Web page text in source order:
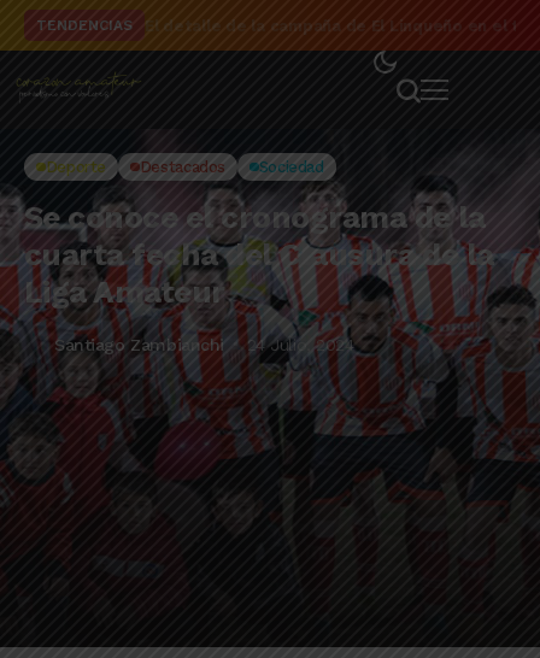
TENDENCIAS El detalle de la campaña de El Linqueño en el
Deporte Destacados Sociedad
Se conoce el cronograma de la
cuarta fecha del Clausura de la
Liga Amateur
Santiago Zambianchi 24 Julio, 2024